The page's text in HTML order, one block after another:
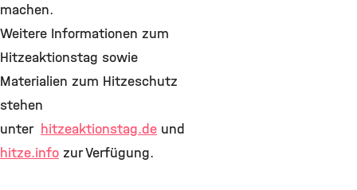
machen.
Weitere Informationen zum
Hitzeaktionstag sowie
Materialien zum Hitzeschutz
stehen
unter hitzeaktionstag.de und
hitze.info zur Verfügung.